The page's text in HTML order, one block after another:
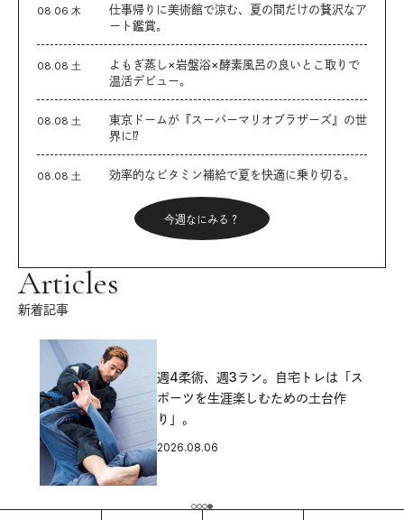
08.06 木
仕事帰りに美術館で涼む、夏の間だけの贅沢なア
ート鑑賞。
08.08 土
よもぎ蒸し×岩盤浴×酵素風呂の良いとこ取りで
温活デビュー。
08.08 土
東京ドームが『スーパーマリオブラザーズ』の世
界に⁉︎
08.08 土 効率的なビタミン補給で夏を快適に乗り切る。
今週なにみる？
Articles
新着記事
週4柔術、週3ラン。自宅トレは「ス
ポーツを生涯楽しむための土台作
り」。
2026.08.06